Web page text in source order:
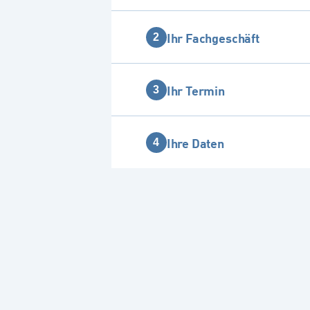
2 Ihr Fachgeschäft
3 Ihr Termin
4 Ihre Daten